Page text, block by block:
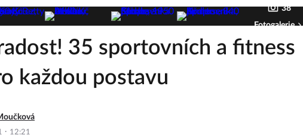
38
Fotogalerie
35 sportovních a fitness
každou postavu
· 12:21